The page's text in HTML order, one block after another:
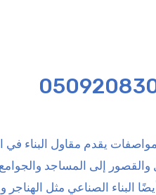
يقدم مقاول البناء في
إلى المساجد والجوامع،
البناء الصناعي مثل